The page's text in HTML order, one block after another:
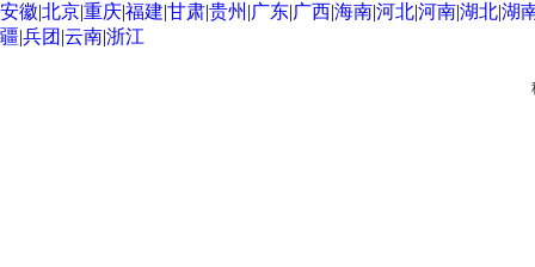
安徽|北京|重庆|福建|甘肃|贵州 |广东|广西|海南|河北|河南|湖北|湖
疆|兵团 |云南|浙江